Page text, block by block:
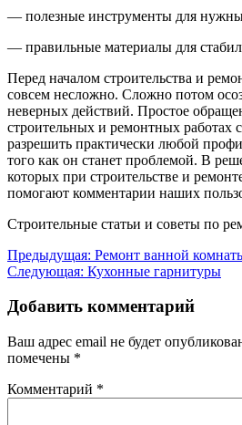
— полезные инструменты для
— правильные материалы для
Перед началом строительства и
совсем несложно. Сложно потом
неверных действий. Простое
строительных и ремонтных работах
разрешить практически любой
того как он станет проблемой. В
которых при строительстве и
помогают комментарии наших
Cтроительные статьи и советы по
Навигация
по
записям
Предыдущая: Ремонт ванной
Следующая: Кухонные гарнитуры
Добавить комментарий
Ваш адрес email не будет
помечены *
Комментарий *